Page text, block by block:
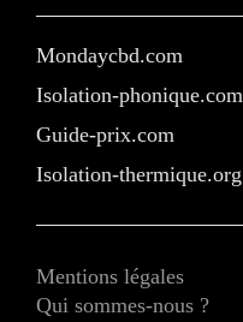
Mondaycbd.com
Isolation-phonique.com
Guide-prix.com
Isolation-thermique.org
Mentions légales
Qui sommes-nous ?